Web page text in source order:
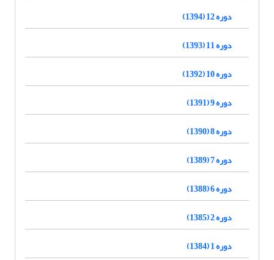
دوره 12 (1394)
دوره 11 (1393)
دوره 10 (1392)
دوره 9 (1391)
دوره 8 (1390)
دوره 7 (1389)
دوره 6 (1388)
دوره 2 (1385)
دوره 1 (1384)